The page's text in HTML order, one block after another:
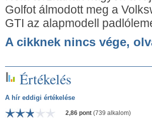
Golfot álmodott meg a
GTI az alapmodell
A cikknek nincs vége,
Értékelés
A hír eddigi értékelése
2,86 pont (739 alkalom)